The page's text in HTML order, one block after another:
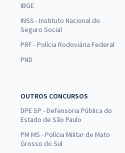
IBGE
INSS - Instituto Nacional do
Seguro Social
PRF - Polícia Rodoviária Federal
PND
OUTROS CONCURSOS
DPE SP - Defensoria Pública do
Estado de São Paulo
PM MS - Polícia Militar de Mato
Grosso do Sul